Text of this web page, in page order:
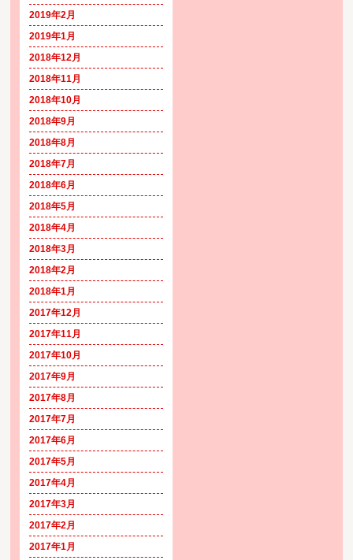
2019年2月
2019年1月
2018年12月
2018年11月
2018年10月
2018年9月
2018年8月
2018年7月
2018年6月
2018年5月
2018年4月
2018年3月
2018年2月
2018年1月
2017年12月
2017年11月
2017年10月
2017年9月
2017年8月
2017年7月
2017年6月
2017年5月
2017年4月
2017年3月
2017年2月
2017年1月